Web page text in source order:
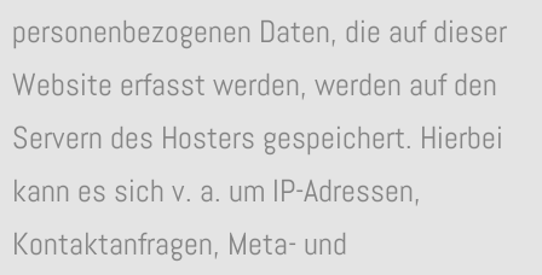
personenbezogenen Daten, die auf dieser
Website erfasst werden, werden auf den
Servern des Hosters gespeichert. Hierbei
kann es sich v. a. um IP-Adressen,
Kontaktanfragen, Meta- und